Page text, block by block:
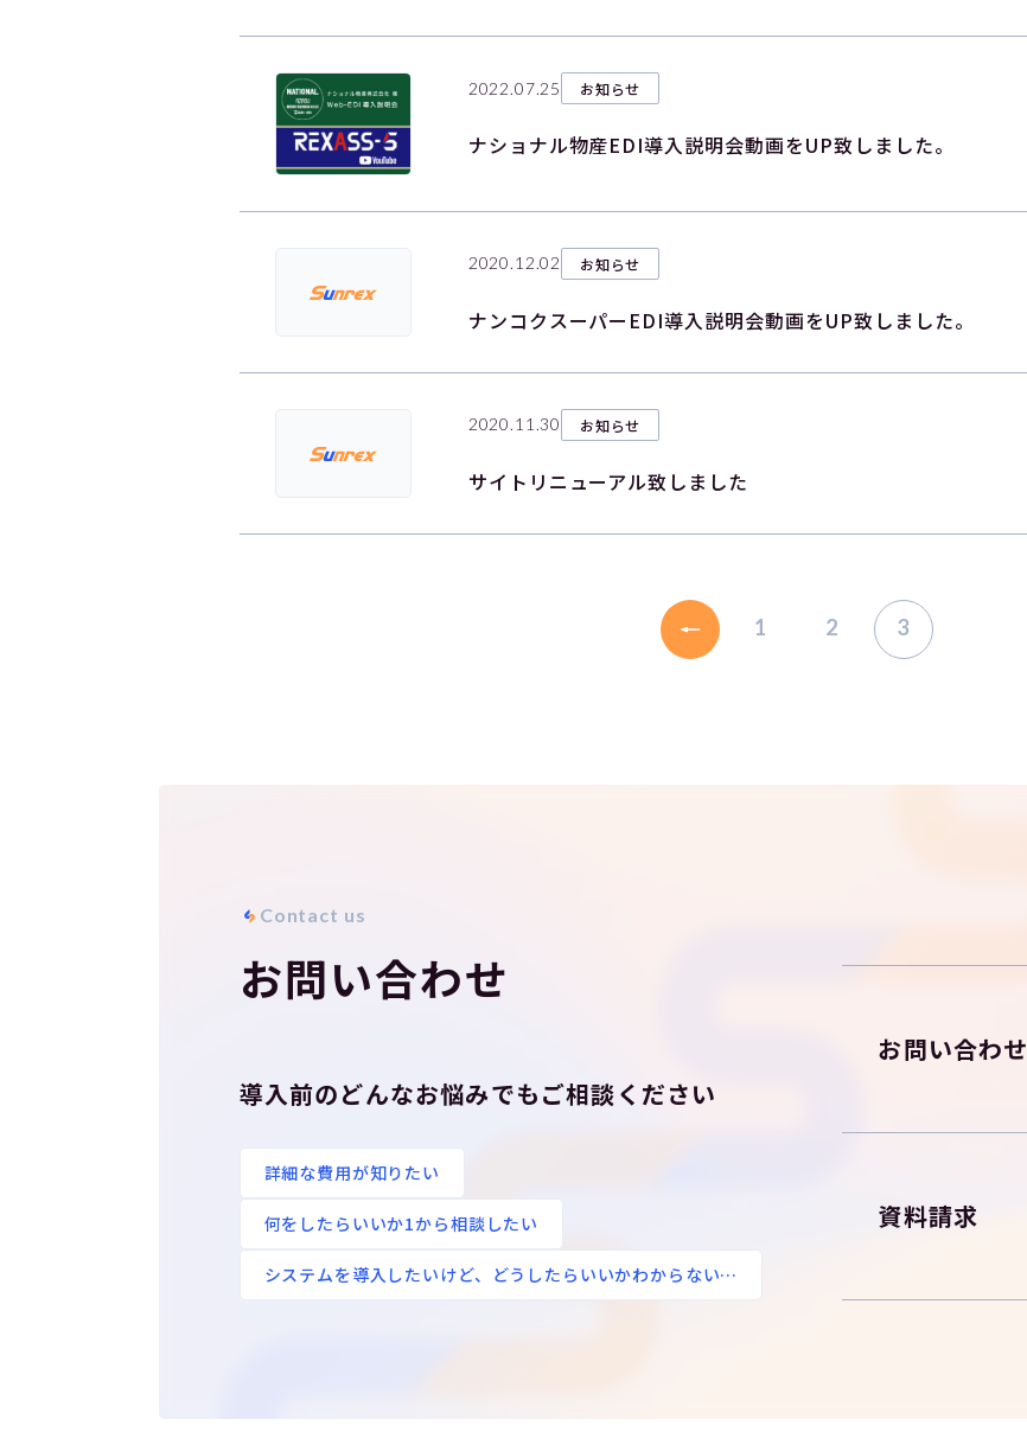
2022.07.25 お知らせ
ナショナル物産EDI導入説明会動画をUP致しました。
2020.12.02 お知らせ
ナンコクスーパーEDI導入説明会動画をUP致しました。
2020.11.30 お知らせ
サイトリニューアル致しました
1 2 3
Contact us
お問い合わせ
導入前のどんなお悩みでもご相談ください
詳細な費用が知りたい
何をしたらいいか1から相談したい
システムを導入したいけど、どうしたらいいかわからない…
お問い合わせ
資料請求